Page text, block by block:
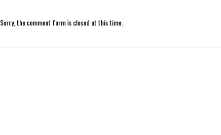
Sorry, the comment form is closed at this time.